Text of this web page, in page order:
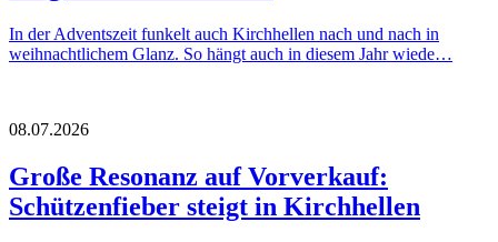
In der Adventszeit funkelt auch Kirchhellen nach und nach in
weihnachtlichem Glanz. So hängt auch in diesem Jahr wiede…
08.07.2026
Große Resonanz auf Vorverkauf:
Schützenfieber steigt in Kirchhellen